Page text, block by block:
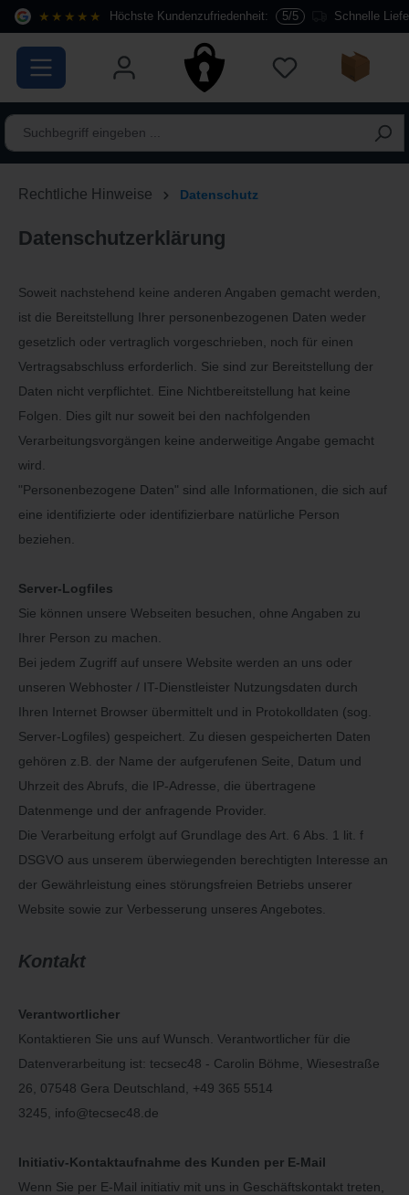
springen Schnelle
★★★★★ Höchste Kundenzufriedenheit: 5/5
Rechtliche Hinweise Datenschutz
Datenschutzerklärung
Soweit nachstehend keine anderen Angaben gemacht werden,
ist die Bereitstellung Ihrer personenbezogenen Daten weder
gesetzlich oder vertraglich vorgeschrieben, noch für einen
Vertragsabschluss erforderlich. Sie sind zur Bereitstellung der
Daten nicht verpflichtet. Eine Nichtbereitstellung hat keine
Folgen. Dies gilt nur soweit bei den nachfolgenden
Verarbeitungsvorgängen keine anderweitige Angabe gemacht
wird.
"Personenbezogene Daten" sind alle Informationen, die sich auf
eine identifizierte oder identifizierbare natürliche Person
beziehen.
Server-Logfiles
Sie können unsere Webseiten besuchen, ohne Angaben zu
Ihrer Person zu machen.
Bei jedem Zugriff auf unsere Website werden an uns oder
unseren Webhoster / IT-Dienstleister Nutzungsdaten durch
Ihren Internet Browser übermittelt und in Protokolldaten (sog.
Server-Logfiles) gespeichert. Zu diesen gespeicherten Daten
gehören z.B. der Name der aufgerufenen Seite, Datum und
Uhrzeit des Abrufs, die IP-Adresse, die übertragene
Datenmenge und der anfragende Provider.
Die Verarbeitung erfolgt auf Grundlage des Art. 6 Abs. 1 lit. f
DSGVO aus unserem überwiegenden berechtigten Interesse an
der Gewährleistung eines störungsfreien Betriebs unserer
Website sowie zur Verbesserung unseres Angebotes.
Kontakt
Verantwortlicher
Kontaktieren Sie uns auf Wunsch. Verantwortlicher für die
Datenverarbeitung ist: tecsec48 - Carolin Böhme, Wiesestraße
26, 07548 Gera Deutschland, +49 365 5514
3245, info@tecsec48.de
Initiativ-Kontaktaufnahme des Kunden per E-Mail
Wenn Sie per E-Mail initiativ mit uns in Geschäftskontakt treten,